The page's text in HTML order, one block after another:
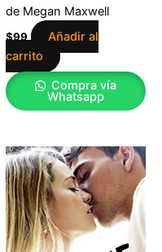
de Megan Maxwell
$99
Añadir al
carrito
Compra vía
Whatsapp